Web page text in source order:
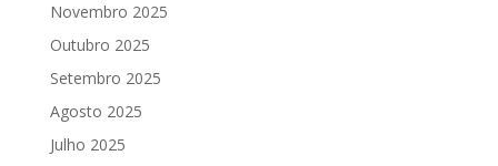
Novembro 2025
Outubro 2025
Setembro 2025
Agosto 2025
Julho 2025